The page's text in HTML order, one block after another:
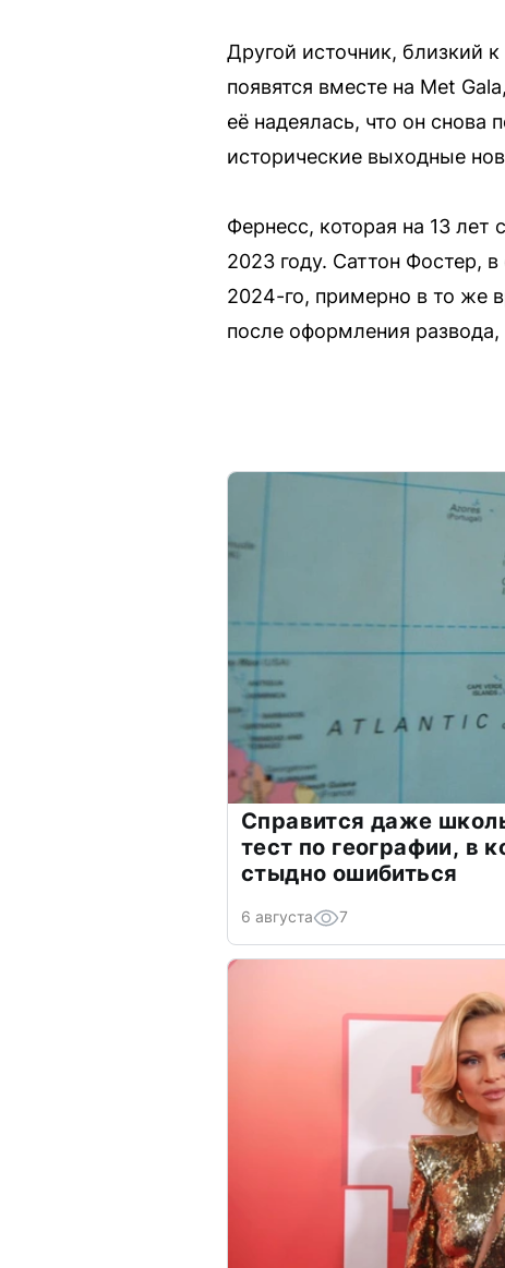
Другой источник, близкий
появятся вместе на Met
её надеялась, что он снова
исторические выходные
Фернесс, которая на 13
2023 году. Саттон Фостер,
2024-го, примерно в то же
после оформления
Справится даже
тест по географии, в
стыдно ошибиться
6 августа 7